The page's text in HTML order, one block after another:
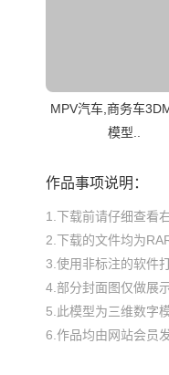
MPV汽车,商务车
模型..
作品事项说明：
1.下载前请仔细查看
2.下载的文件均为
3.使用非标注的软件
4.部分封面图仅做展
5.此模型为三维数字